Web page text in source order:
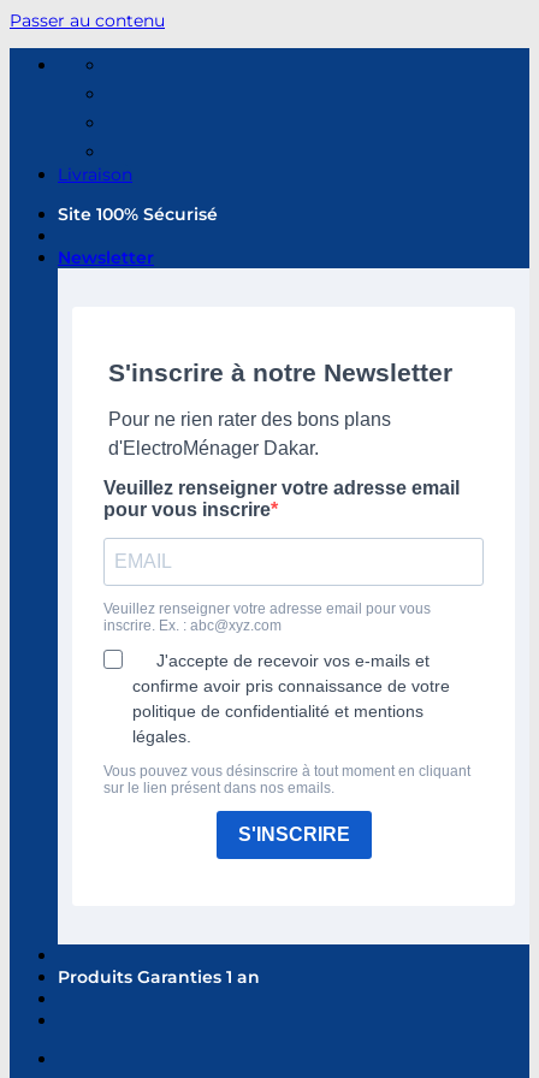
Passer au contenu
Livraison
Site 100% Sécurisé
Newsletter
S'inscrire à notre Newsletter
Pour ne rien rater des bons plans
d'ElectroMénager Dakar.
Veuillez renseigner votre adresse email
pour vous inscrire
Veuillez renseigner votre adresse email pour vous
inscrire. Ex. : abc@xyz.com
J'accepte de recevoir vos e-mails et
confirme avoir pris connaissance de votre
politique de confidentialité et mentions
légales.
Vous pouvez vous désinscrire à tout moment en cliquant
sur le lien présent dans nos emails.
S'INSCRIRE
Produits Garanties 1 an